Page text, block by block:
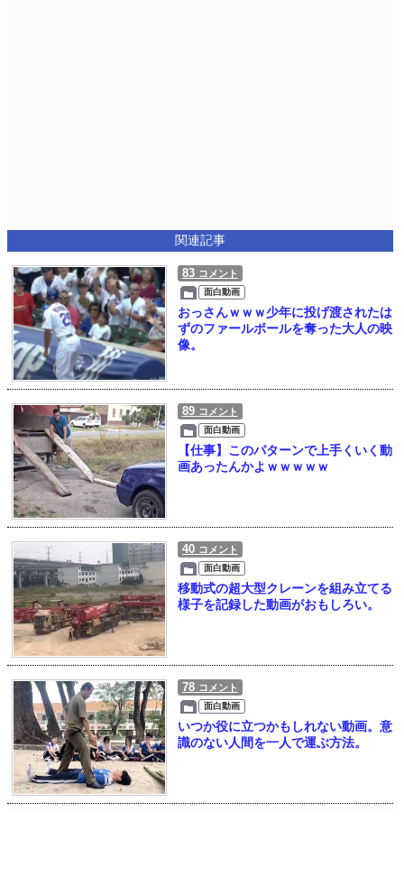
関連記事
83 コメント
面白動画
おっさんｗｗｗ少年に投げ渡されたは
ずのファールボールを奪った大人の映
像。
89 コメント
面白動画
【仕事】このパターンで上手くいく動
画あったんかよｗｗｗｗｗ
40 コメント
面白動画
移動式の超大型クレーンを組み立てる
様子を記録した動画がおもしろい。
78 コメント
面白動画
いつか役に立つかもしれない動画。意
識のない人間を一人で運ぶ方法。